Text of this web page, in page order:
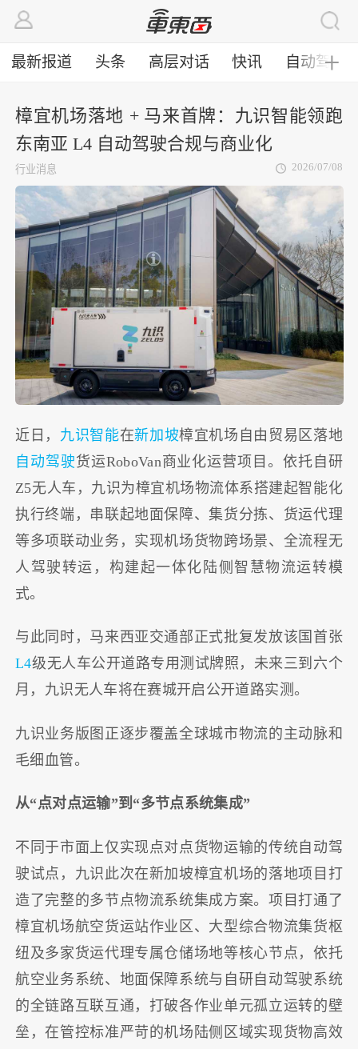
最新报道 头条 高层对话 快讯 自动驾驶
╋
樟宜机场落地 + 马来首牌：九识智能领跑
东南亚 L4 自动驾驶合规与商业化
行业消息 2026/07/08
近日， 九识智能在新加坡樟宜机场自由贸易区落地
自动驾驶货运RoboVan商业化运营项目。依托自研
Z5无人车，九识为樟宜机场物流体系搭建起智能化
执行终端，串联起地面保障、集货分拣、货运代理
等多项联动业务，实现机场货物跨场景、全流程无
人驾驶转运，构建起一体化陆侧智慧物流运转模
式。
与此同时，马来西亚交通部正式批复发放该国首张
L4级无人车公开道路专用测试牌照，未来三到六个
月，九识无人车将在赛城开启公开道路实测。
九识业务版图正逐步覆盖全球城市物流的主动脉和
毛细血管。
从“点对点运输”到“多节点系统集成”
不同于市面上仅实现点对点货物运输的传统自动驾
驶试点，九识此次在新加坡樟宜机场的落地项目打
造了完整的多节点物流系统集成方案。项目打通了
樟宜机场航空货运站作业区、大型综合物流集货枢
纽及多家货运代理专属仓储场地等核心节点，依托
航空业务系统、地面保障系统与自研自动驾驶系统
的全链路互联互通，打破各作业单元孤立运转的壁
垒，在管控标准严苛的机场陆侧区域实现货物高效